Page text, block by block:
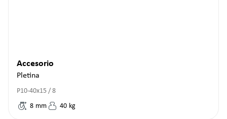
Accesorio
Pletina
P10-40x15 / 8
8 mm 40 kg